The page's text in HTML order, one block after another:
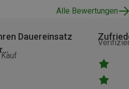
Alle Bewertungen
Dauereinsatz